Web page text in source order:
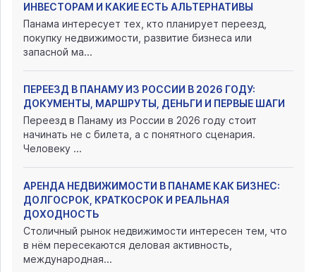
ИНВЕСТОРАМ И КАКИЕ ЕСТЬ АЛЬТЕРНАТИВЫ
Панама интересует тех, кто планирует переезд,
покупку недвижимости, развитие бизнеса или
запасной ма...
ПЕРЕЕЗД В ПАНАМУ ИЗ РОССИИ В 2026 ГОДУ:
ДОКУМЕНТЫ, МАРШРУТЫ, ДЕНЬГИ И ПЕРВЫЕ ШАГИ
Переезд в Панаму из России в 2026 году стоит
начинать не с билета, а с понятного сценария.
Человеку ...
АРЕНДА НЕДВИЖИМОСТИ В ПАНАМЕ КАК БИЗНЕС:
ДОЛГОСРОК, КРАТКОСРОК И РЕАЛЬНАЯ
ДОХОДНОСТЬ
Столичный рынок недвижимости интересен тем, что
в нём пересекаются деловая активность,
международная...